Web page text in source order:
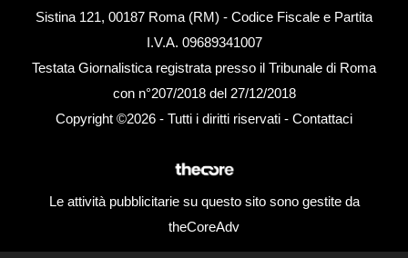
Sistina 121, 00187 Roma (RM) - Codice Fiscale e Partita
I.V.A. 09689341007
Testata Giornalistica registrata presso il Tribunale di Roma
con n°207/2018 del 27/12/2018
Copyright ©2026 - Tutti i diritti riservati - Contattaci
Le attività pubblicitarie su questo sito sono gestite da
theCoreAdv